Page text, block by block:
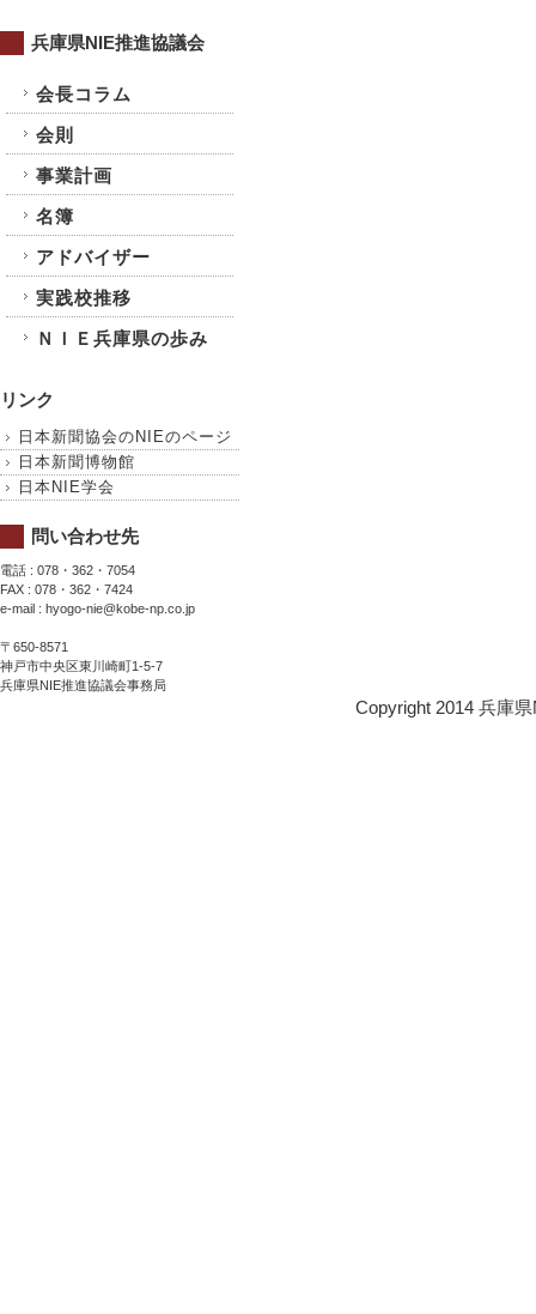
兵庫県NIE推進協議会
会長コラム
会則
事業計画
名簿
アドバイザー
実践校推移
ＮＩＥ兵庫県の歩み
リンク
日本新聞協会のNIEのページ
日本新聞博物館
日本NIE学会
問い合わせ先
電話 : 078・362・7054
FAX : 078・362・7424
e-mail : hyogo-nie@kobe-np.co.jp
〒650-8571
神戸市中央区東川崎町1-5-7
兵庫県NIE推進協議会事務局
Copyright 2014 兵庫